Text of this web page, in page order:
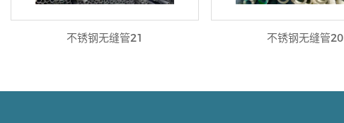
不锈钢无缝管21 不锈钢无缝管20